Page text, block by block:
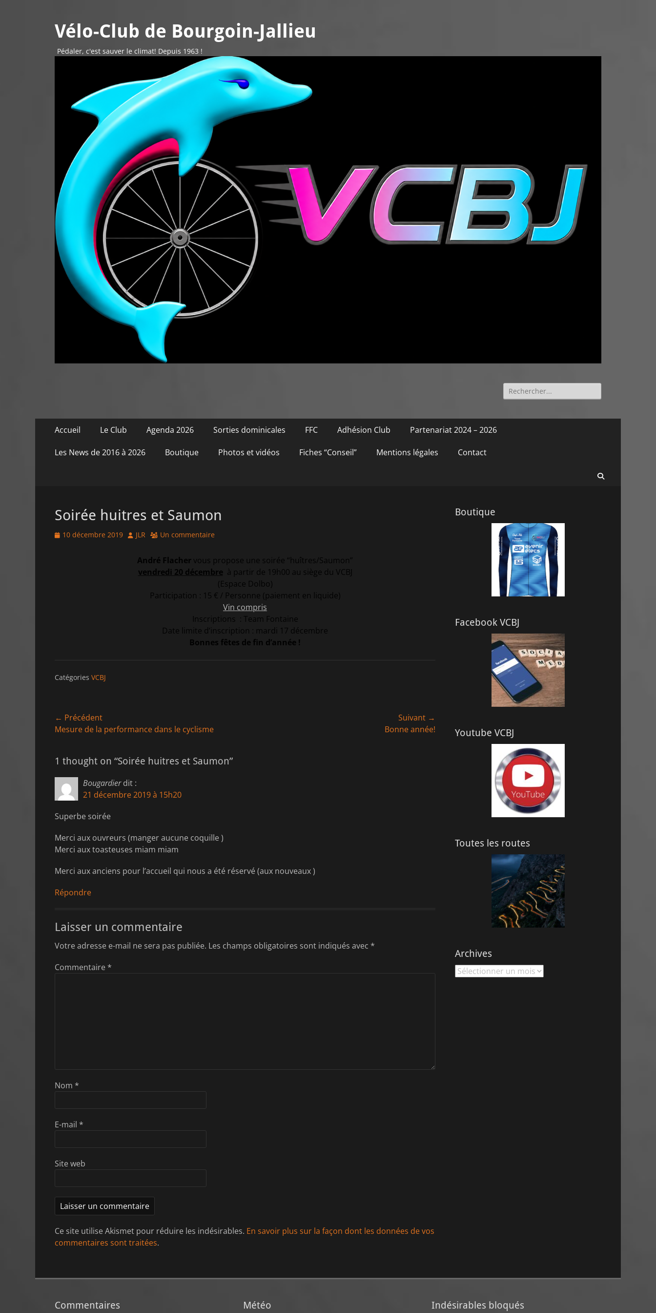
Vélo-Club de Bourgoin-Jallieu
Pédaler, c'est sauver le climat! Depuis 1963 !
Rechercher :
Menu
contenu
Accueil Le Club Agenda 2026 Sorties dominicales FFC Adhésion Club Partenariat 2024 – 2026
Les News de 2016 à 2026 Boutique Photos et vidéos Fiches “Conseil” Mentions légales Contact
Soirée huitres et Saumon
Posted
10 décembre 2019 Author
JLR Un commentaire
André Flacher vous propose une soirée “huîtres/Saumon”
vendredi 20 décembre à partir de 19h00 au siège du VCBJ
(Espace Dolbo)
Participation : 15 € / Personne (paiement en liquide)
Vin compris
Inscriptions : Team Fontaine
Date limite d’inscription : mardi 17 décembre
Bonnes fêtes de fin d’année !
Catégories VCBJ
Navigation
de
l’article
← Précédent
Article
Mesure de la performance dans le cyclisme
Suivant →
Bonne année!
1 thought on “Soirée huitres et Saumon”
Bougardier dit :
21 décembre 2019 à 15h20
Superbe soirée
Merci aux ouvreurs (manger aucune coquille )
Merci aux toasteuses miam miam
Merci aux anciens pour l’accueil qui nous a été réservé (aux nouveaux )
Répondre
Laisser un commentaire
Votre adresse e-mail ne sera pas publiée. Les champs obligatoires sont indiqués avec *
Commentaire *
Nom *
E-mail *
Site web
Ce site utilise Akismet pour réduire les indésirables. En savoir plus sur la façon dont les données de vos
commentaires sont traitées.
Boutique
Facebook VCBJ
Youtube VCBJ
Toutes les routes
Archives
Archives
Commentaires Météo Indésirables bloqués